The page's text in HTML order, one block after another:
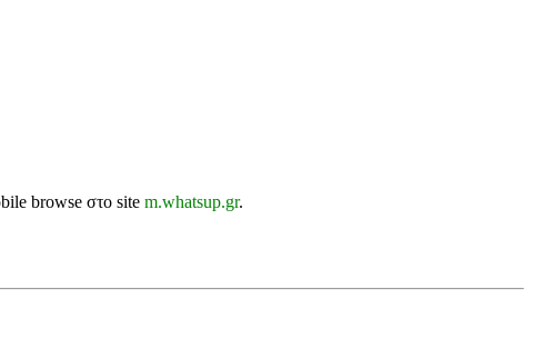
browse στο site m.whatsup.gr.